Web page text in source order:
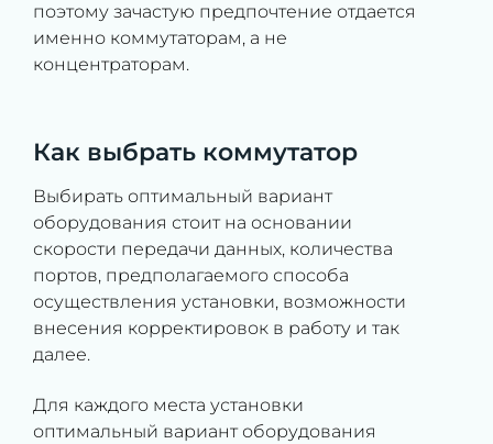
поэтому зачастую предпочтение отдается
именно коммутаторам, а не
концентраторам.
Как выбрать коммутатор
Выбирать оптимальный вариант
оборудования стоит на основании
скорости передачи данных, количества
портов, предполагаемого способа
осуществления установки, возможности
внесения корректировок в работу и так
далее.
Для каждого места установки
оптимальный вариант оборудования